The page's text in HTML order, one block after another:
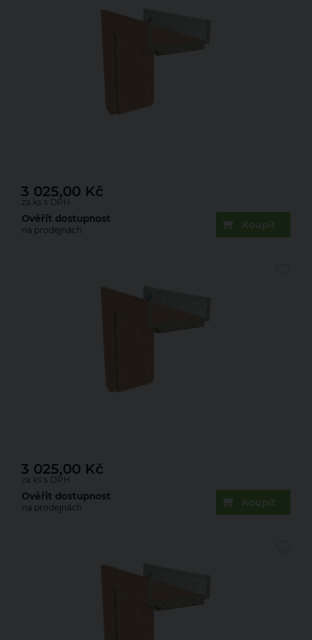
za ks s DPH
3 025,00 Kč
Koupit
Ověřit dostupnost
na prodejnách
za ks s DPH
3 025,00 Kč
Koupit
Ověřit dostupnost
na prodejnách